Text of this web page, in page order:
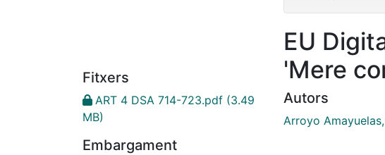
Fitxers
ART 4 DSA 714-723.pdf (3.49
MB)
Embargament
EU
'Mere
Autors
Arroyo